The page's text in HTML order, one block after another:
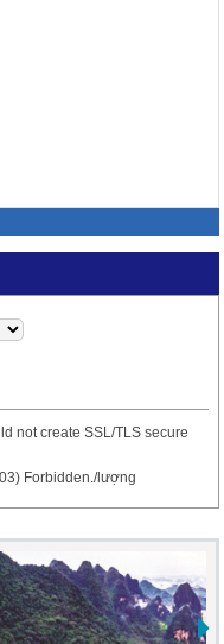
not create SSL/TLS secure
Forbidden./lượng